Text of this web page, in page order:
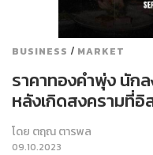
BUSINESS / MARKET
ราคาทองคำพุ่ง นั
หลังเกิดสงครามที่อิ
โดย ตฤณ ตารพล
09.10.2023